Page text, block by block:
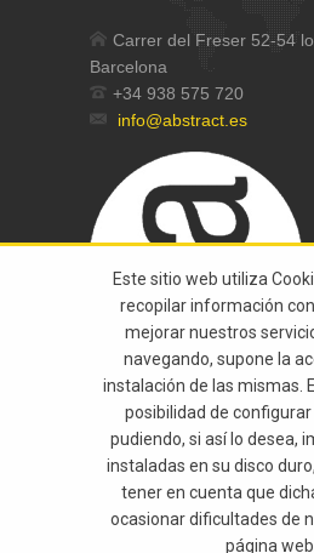
Carrer del Freser 52-54
Barcelona
+34 938 575 720
info@abstract.es
© 2015 Abstract Tots
Este sitio web utiliza
recopilar información
mejorar nuestros
navegando, supone la
instalación de las mismas.
posibilidad de
pudiendo, si así lo desea,
instaladas en su disco
tener en cuenta que
ocasionar dificultades de
página web.